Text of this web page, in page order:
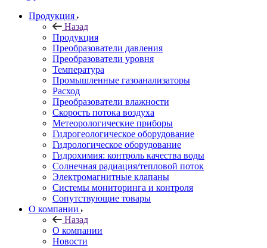
Продукция
Назад
Продукция
Преобразователи давления
Преобразователи уровня
Температура
Промышленные газоанализаторы
Расход
Преобразователи влажности
Скорость потока воздуха
Метеорологические приборы
Гидрогеологическое оборудование
Гидрологическое оборудование
Гидрохимия: контроль качества воды
Солнечная радиация/тепловой поток
Электромагнитные клапаны
Системы мониторинга и контроля
Сопутствующие товары
О компании
Назад
О компании
Новости